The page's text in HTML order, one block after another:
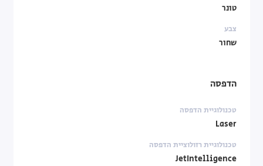
טונר
צבע
שחור
הדפסה
טכנולוגיית הדפסה
Laser
טכנולוגיית רזולוציית הדפסה
JetIntelligence